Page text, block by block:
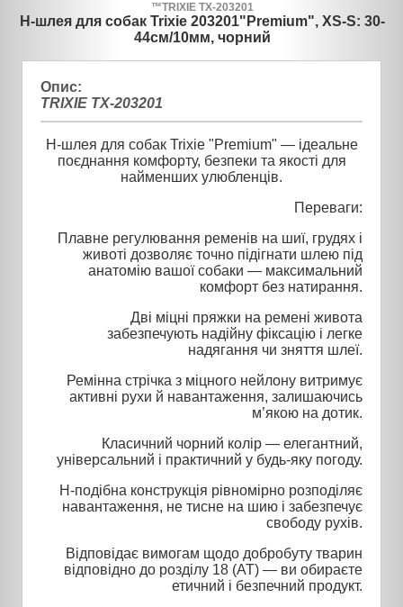
™TRIXIETX-203201
H-шлея для собак Trixie 203201"Premium", XS-S: 30-
44см/10мм, чорний
Опис:
TRIXIE TX-203201
H-шлея для собак Trixie "Premium" — ідеальне
поєднання комфорту, безпеки та якості для
найменших улюбленців.
Переваги:
Плавне регулювання ременів на шиї, грудях і
животі дозволяє точно підігнати шлею під
анатомію вашої собаки — максимальний
комфорт без натирання.
Дві міцні пряжки на ремені живота
забезпечують надійну фіксацію і легке
надягання чи зняття шлеї.
Ремінна стрічка з міцного нейлону витримує
активні рухи й навантаження, залишаючись
м’якою на дотик.
Класичний чорний колір — елегантний,
універсальний і практичний у будь-яку погоду.
H-подібна конструкція рівномірно розподіляє
навантаження, не тисне на шию і забезпечує
свободу рухів.
Відповідає вимогам щодо добробуту тварин
відповідно до розділу 18 (AT) — ви обираєте
етичний і безпечний продукт.